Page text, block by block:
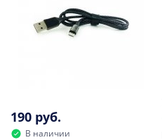
190 руб.
В наличии